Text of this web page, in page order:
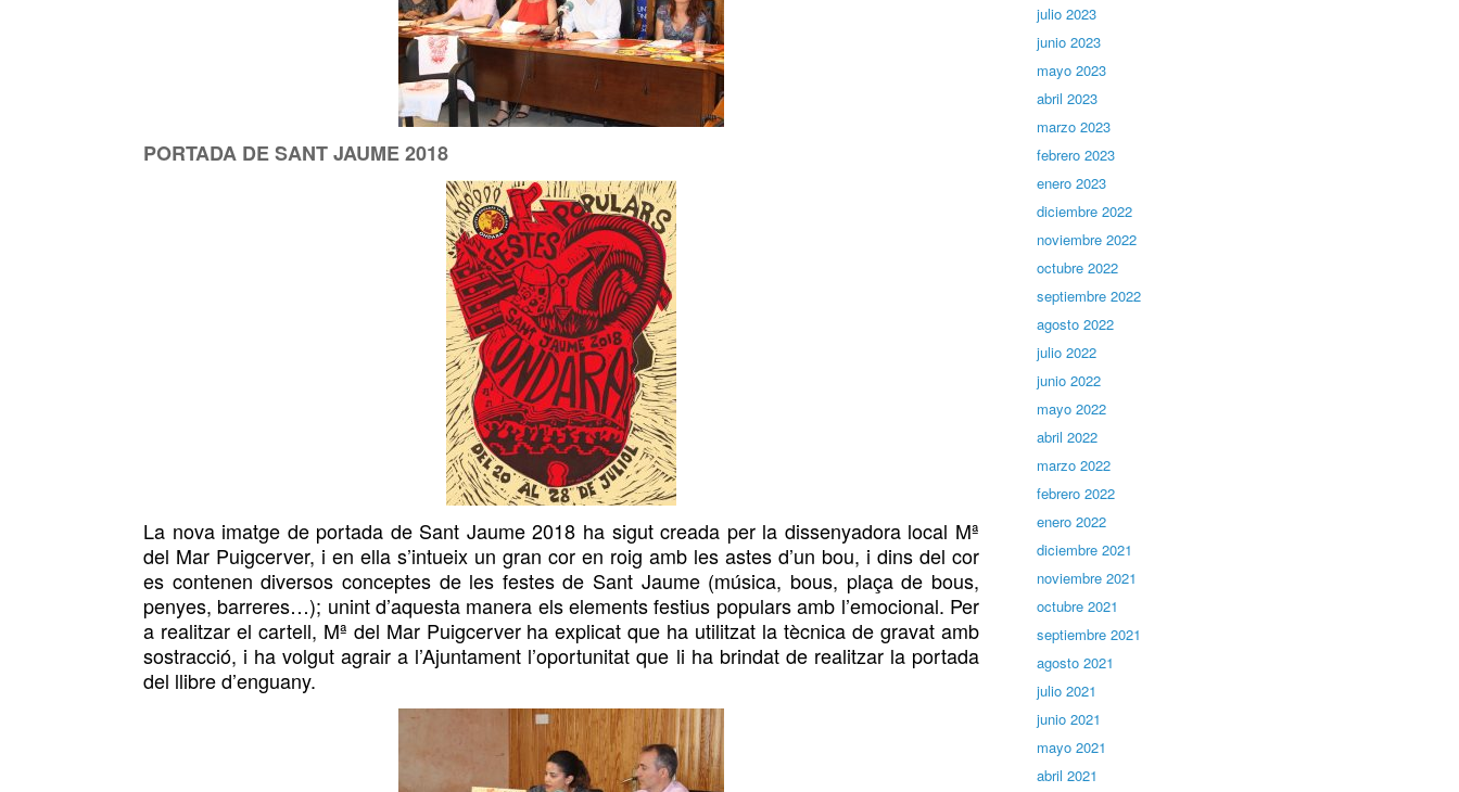
PORTADA DE SANT JAUME 2018
La nova imatge de portada de Sant Jaume 2018 ha sigut creada per la dissenyadora local Mª
del Mar Puigcerver, i en ella s’intueix un gran cor en roig ambles astes d’un bou, i dins del cor
es contenen diversos conceptes de les festes de Sant Jaume (música, bous, plaça de bous,
penyes, barreres…); unint d’aquesta manera els elements festius popularsamb l’emocional. Per
a realitzar el cartell, Mª del Mar Puigcerver ha explicat que ha utilitzat la tècnica de gravat amb
sostracció, i ha volgut agrair a l’Ajuntament l’oportunitat que li ha brindat de realitzar la portada
del llibre d’enguany.
julio 2023
junio 2023
mayo 2023
abril 2023
marzo 2023
febrero 2023
enero 2023
diciembre 2022
noviembre 2022
octubre 2022
septiembre 2022
agosto 2022
julio 2022
junio 2022
mayo 2022
abril 2022
marzo 2022
febrero 2022
enero 2022
diciembre 2021
noviembre 2021
octubre 2021
septiembre 2021
agosto 2021
julio 2021
junio 2021
mayo 2021
abril 2021